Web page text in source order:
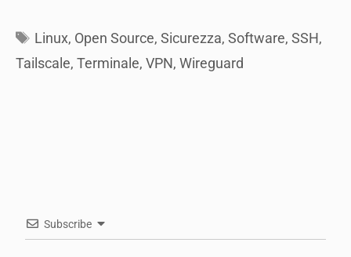
Tags
Linux, Open Source, Sicurezza, Software, SSH,
Tailscale, Terminale, VPN, Wireguard
Subscribe